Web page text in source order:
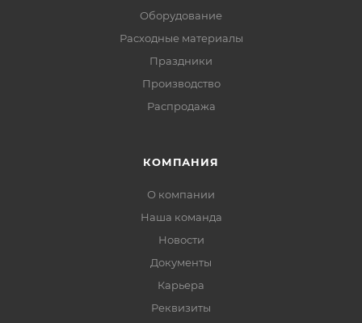
Оборудование
Расходные материалы
Праздники
Производство
Распродажа
КОМПАНИЯ
О компании
Наша команда
Новости
Документы
Карьера
Реквизиты